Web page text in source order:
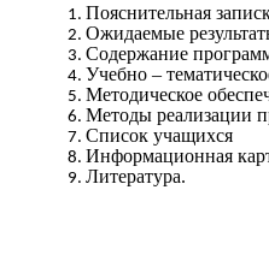
Пояснительная
Ожидаемые
Содержание
Учебно –
Методическое
Методы реализации
Список учащихся
Информационная
Литература.